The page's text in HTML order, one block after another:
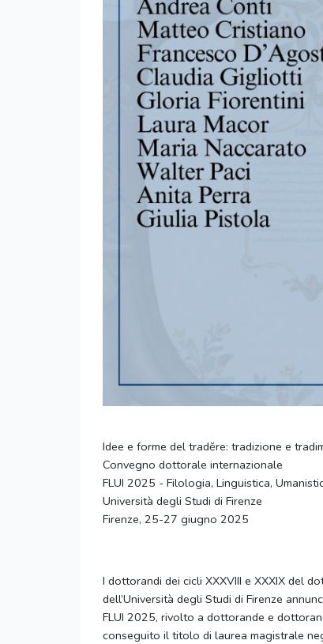
Idee e forme del tradĕre: tradizione e
Convegno dottorale internazionale
FLUI 2025 - Filologia, Linguistica,
Università degli Studi di Firenze
Firenze, 25-27 giugno 2025
I dottorandi dei cicli XXXVIII e XXXIX del
dell’Università degli Studi di Firenze
FLUI 2025, rivolto a dottorande e
conseguito il titolo di laurea magistrale